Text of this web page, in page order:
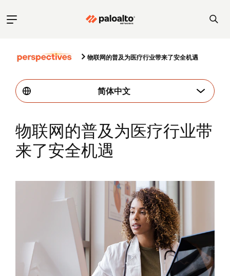
物联网的普及为医疗行业带来了安全机遇
简体中文
物联网的普及为医疗行业带
来了安全机遇